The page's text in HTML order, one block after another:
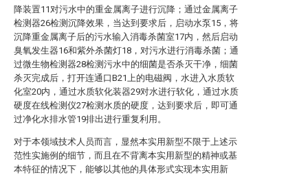
降装置11对污水中的重金属离子进行沉降；通过金属离子
检测器26检测沉降效果，当达到要求后，启动水泵15，将
沉降重金属离子后的污水输入消毒杀菌室17内，然后启动
臭氧发生器16和紫外杀菌灯18，对污水进行消毒杀菌；通
过微生物检测器28检测污水中的细菌是否杀灭干净，细菌
杀灭完成后，打开连通口B21上的电磁阀，水进入水质软
化室20内，通过水质软化装器29对水进行软化，通过水质
硬度在线检测仪27检测水质的硬度，达到要求后，即可通
过净化水排水管19排出进行重复利用。
对于本领域技术人员而言，显然本实用新型不限于上述示
范性实施例的细节，而且在不背离本实用新型的精神或基
本特征的情况下，能够以其他的具体形式实现本实用新